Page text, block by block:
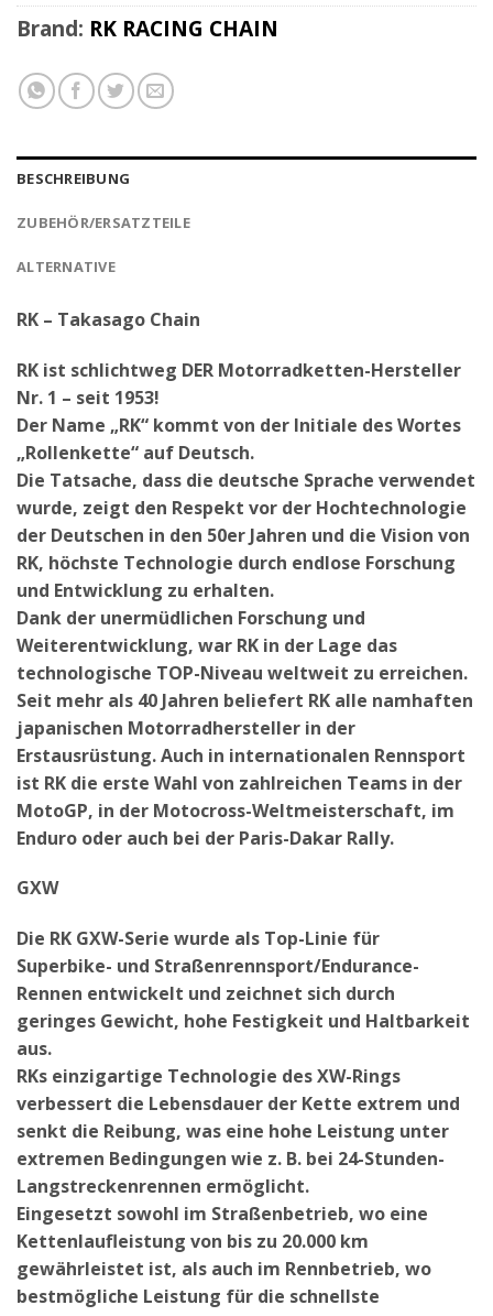
Brand: RK RACING CHAIN
BESCHREIBUNG
ZUBEHÖR/ERSATZTEILE
ALTERNATIVE
RK – Takasago Chain
RK ist schlichtweg DER Motorradketten-Hersteller
Nr. 1 – seit 1953!
Der Name „RK“ kommt von der Initiale des Wortes
„Rollenkette“ auf Deutsch.
Die Tatsache, dass die deutsche Sprache verwendet
wurde, zeigt den Respekt vor der Hochtechnologie
der Deutschen in den 50er Jahren und die Vision von
RK, höchste Technologie durch endlose Forschung
und Entwicklung zu erhalten.
Dank der unermüdlichen Forschung und
Weiterentwicklung, war RK in der Lage das
technologische TOP-Niveau weltweit zu erreichen.
Seit mehr als 40 Jahren beliefert RK alle namhaften
japanischen Motorradhersteller in der
Erstausrüstung. Auch in internationalen Rennsport
ist RK die erste Wahl von zahlreichen Teams in der
MotoGP, in der Motocross-Weltmeisterschaft, im
Enduro oder auch bei der Paris-Dakar Rally.
GXW
Die RK GXW-Serie wurde als Top-Linie für
Superbike- und Straßenrennsport/Endurance-
Rennen entwickelt und zeichnet sich durch
geringes Gewicht, hohe Festigkeit und Haltbarkeit
aus.
RKs einzigartige Technologie des XW-Rings
verbessert die Lebensdauer der Kette extrem und
senkt die Reibung, was eine hohe Leistung unter
extremen Bedingungen wie z. B. bei 24-Stunden-
Langstreckenrennen ermöglicht.
Eingesetzt sowohl im Straßenbetrieb, wo eine
Kettenlaufleistung von bis zu 20.000 km
gewährleistet ist, als auch im Rennbetrieb, wo
bestmögliche Leistung für die schnellste